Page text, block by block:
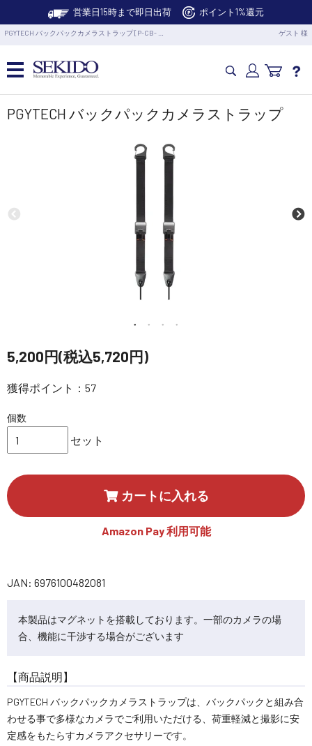
営業日15時まで即日出荷 ポイント1%還元
PGYTECH バックパックカメラストラップ [P-CB- … ゲスト 様
カメラドローン・生活家電
カメラ・スタビライザー
水中ドローン(ROV)・水中スクーター
講習会･国家資格･WEBセミナー
定期配信!
コーポレートサイト
PGYTECH バックパックカメラストラップ
5,200円(税込5,720円)
獲得ポイント：57
個数
セット
カートに入れる
Amazon Pay 利用可能
JAN: 6976100482081
本製品はマグネットを搭載しております。一部のカメラの場
合、機能に干渉する場合がございます
【商品説明】
PGYTECH バックパックカメラストラップは、バックパックと組み合
わせる事で多様なカメラでご利用いただける、荷重軽減と撮影に安
定感をもたらすカメラアクセサリーです。